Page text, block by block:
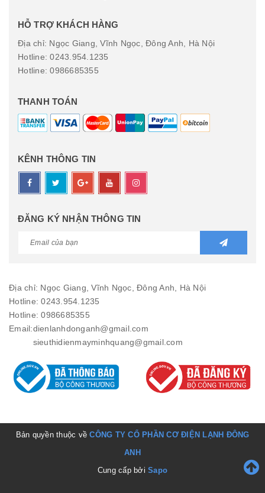
HỖ TRỢ KHÁCH HÀNG
Địa chỉ: Ngọc Giang, Vĩnh Ngọc, Đông Anh, Hà Nội
Hotline: 0243.954.1235
Hotline: 0986685355
THANH TOÁN
KÊNH THÔNG TIN
ĐĂNG KÝ NHẬN THÔNG TIN
Địa chỉ: Ngọc Giang, Vĩnh Ngọc, Đông Anh, Hà Nội
Hotline: 0243.954.1235
Hotline: 0986685355
Email:dienlanhdonganh@gmail.com
sieuthidienmayminhquang@gmail.com
Bản quyền thuộc vềCÔNG TY CỔ PHẦN CƠ ĐIỆN LẠNH ĐÔNG
ANH
Cung cấp bởiSapo